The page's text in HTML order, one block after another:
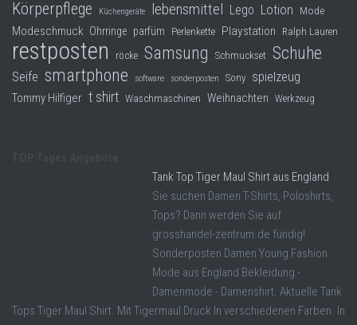
Körperpflege Küchengeräte lebensmittel Lego Lotion Mode
Modeschmuck Ohrringe parfüm Perlenkette Playstation Ralph Lauren
restposten röcke Samsung Schmuckset Schuhe
Seife smartphone software sonderposten Sony spielzeug
Tommy Hilfiger t shirt Waschmaschinen Weihnachten Werkzeug
Tank Top Tiger Maul Shirt aus England
Sie suchen Damen T-Shirts, Poloshirts,
Tops? Dann werden Sie auf
grosshandel-zentrum.de fündig!
Sonderposten Damen Young Fashion
Mode aus England Bekleidung -
Damenmode - Damenshirt. Aktuelle Tank
Tops Tiger Maul Shirt. Mit Tigermaul Druck In verschiedenen Farben. In